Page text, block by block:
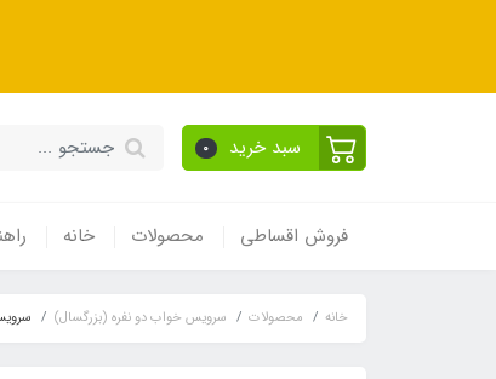
سبد خرید 0
فروش اقساطی محصولات خانه
خانه محصولات سرویس خواب دو نفره (بزرگسال)